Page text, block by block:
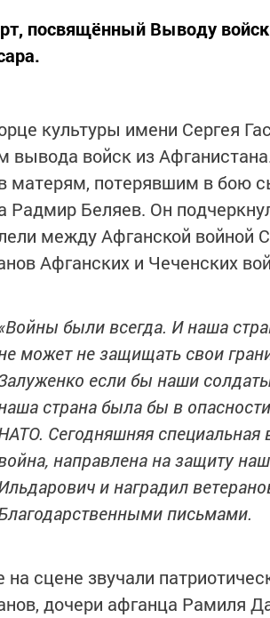
посвящённый Выводу
культуры имени Сергея
вывода войск из
матерям, потерявшим в бою
Радмир Беляев. Он
между Афганской войной
Афганских и Чеченских
были всегда. И наша
может не защищать свои
если бы наши
страна была бы в
Сегодняшняя специальная
направлена на защиту
и наградил
письмами.
на сцене звучали
дочери афганца Рамиля